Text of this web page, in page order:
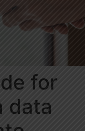
for
data